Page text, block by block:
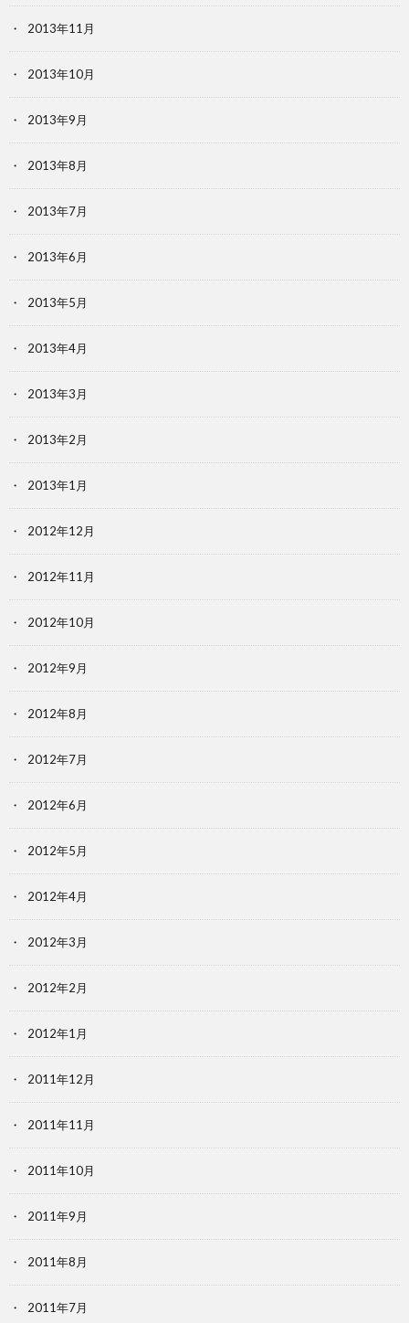
2013年11月
2013年10月
2013年9月
2013年8月
2013年7月
2013年6月
2013年5月
2013年4月
2013年3月
2013年2月
2013年1月
2012年12月
2012年11月
2012年10月
2012年9月
2012年8月
2012年7月
2012年6月
2012年5月
2012年4月
2012年3月
2012年2月
2012年1月
2011年12月
2011年11月
2011年10月
2011年9月
2011年8月
2011年7月